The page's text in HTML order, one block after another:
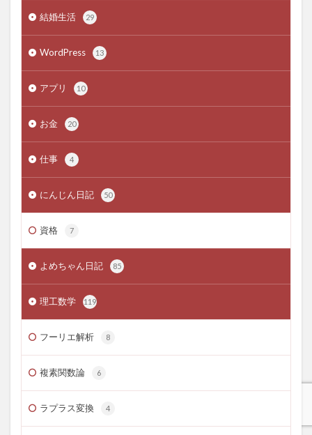
結婚生活 29
WordPress 13
アプリ 10
お金 20
仕事 4
にんじん日記 50
資格 7
よめちゃん日記 85
理工数学 119
フーリエ解析 8
複素関数論 6
ラプラス変換 4